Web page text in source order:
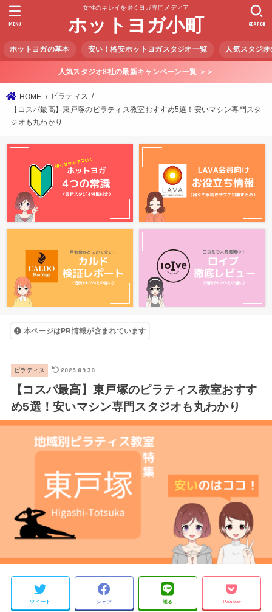
女性のキレイを磨くヨガ専門メディア
ホットヨガ小町
ホットヨガの基本 安い！格安ホットヨガスタジオ一覧 人気スタジ
SEARCH
MENU
人気スタジオ8社の最新キャンペーン一覧 ＞＞
HOME
ピラティス
【コスパ最高】東戸塚のピラティス教室おすすめ5選！安いマシン専門スタ
ジオも丸わかり
本ページはPR情報が含まれています
ピラティス 2025.09.30
【コスパ最高】東戸塚のピラティス教室おすす
め5選！安いマシン専門スタジオも丸わかり
ツイート シェア 送る Pocket